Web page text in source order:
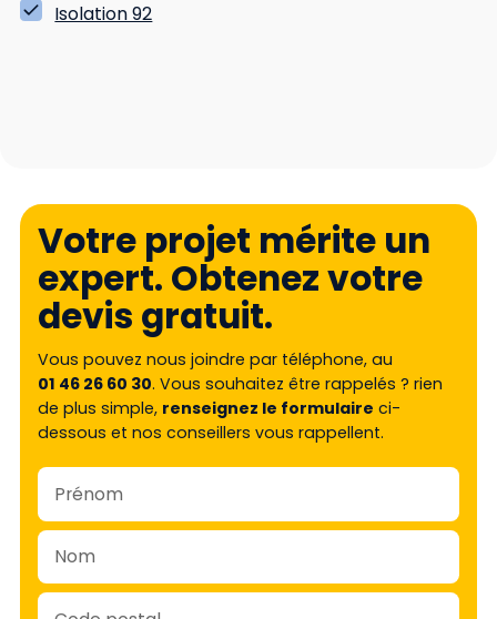
Isolation 92
Votre projet mérite un
expert. Obtenez votre
devis gratuit.
Vous pouvez nous joindre par téléphone, au
01 46 26 60 30. Vous souhaitez être rappelés ? rien
de plus simple, renseignez le formulaire ci-
dessous et nos conseillers vous rappellent.